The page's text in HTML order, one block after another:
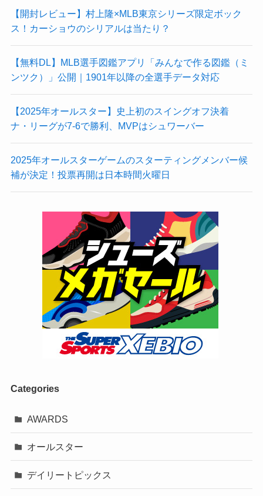
【開封レビュー】村上隆×MLB東京シリーズ限定ボック
ス！カーショウのシリアルは当たり？
【無料DL】MLB選手図鑑アプリ「みんなで作る図鑑（ミ
ンツク）」公開｜1901年以降の全選手データ対応
【2025年オールスター】史上初のスイングオフ決着
ナ・リーグが7-6で勝利、MVPはシュワーバー
2025年オールスターゲームのスターティングメンバー候
補が決定！投票再開は日本時間火曜日
Categories
AWARDS
オールスター
デイリートピックス